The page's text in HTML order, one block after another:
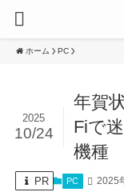
ホーム PC
年賀
Fiで
機種
2025
10/24
PR PC 2025